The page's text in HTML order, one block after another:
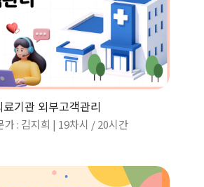
료기관 외부고객관리
가 : 김지희 | 19차시 /20시간